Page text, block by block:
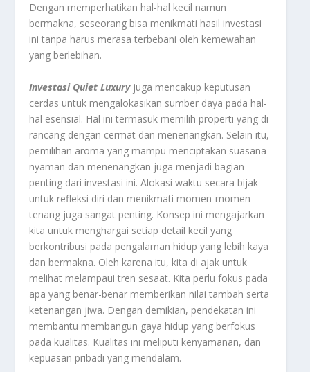
Dengan memperhatikan hal-hal kecil namun
bermakna, seseorang bisa menikmati hasil investasi
ini tanpa harus merasa terbebani oleh kemewahan
yang berlebihan.
Investasi Quiet Luxuryjuga mencakup keputusan
cerdas untuk mengalokasikan sumber daya pada hal-
hal esensial. Hal ini termasuk memilih properti yang di
rancang dengan cermat dan menenangkan. Selain itu,
pemilihan aroma yang mampu menciptakan suasana
nyaman dan menenangkan juga menjadi bagian
penting dari investasi ini. Alokasi waktu secara bijak
untuk refleksi diri dan menikmati momen-momen
tenang juga sangat penting. Konsep ini mengajarkan
kita untuk menghargai setiap detail kecil yang
berkontribusi pada pengalaman hidup yang lebih kaya
dan bermakna. Oleh karena itu, kita di ajak untuk
melihat melampaui tren sesaat. Kita perlu fokus pada
apa yang benar-benar memberikan nilai tambah serta
ketenangan jiwa. Dengan demikian, pendekatan ini
membantu membangun gaya hidup yang berfokus
pada kualitas. Kualitas ini meliputi kenyamanan, dan
kepuasan pribadi yang mendalam.